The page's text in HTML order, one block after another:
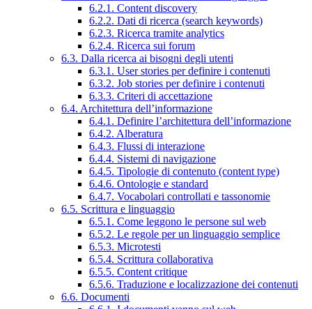
6.2.1. Content discovery
6.2.2. Dati di ricerca (search keywords)
6.2.3. Ricerca tramite analytics
6.2.4. Ricerca sui forum
6.3. Dalla ricerca ai bisogni degli utenti
6.3.1. User stories per definire i contenuti
6.3.2. Job stories per definire i contenuti
6.3.3. Criteri di accettazione
6.4. Architettura dell’informazione
6.4.1. Definire l’architettura dell’informazione
6.4.2. Alberatura
6.4.3. Flussi di interazione
6.4.4. Sistemi di navigazione
6.4.5. Tipologie di contenuto (content type)
6.4.6. Ontologie e standard
6.4.7. Vocabolari controllati e tassonomie
6.5. Scrittura e linguaggio
6.5.1. Come leggono le persone sul web
6.5.2. Le regole per un linguaggio semplice
6.5.3. Microtesti
6.5.4. Scrittura collaborativa
6.5.5. Content critique
6.5.6. Traduzione e localizzazione dei contenuti
6.6. Documenti